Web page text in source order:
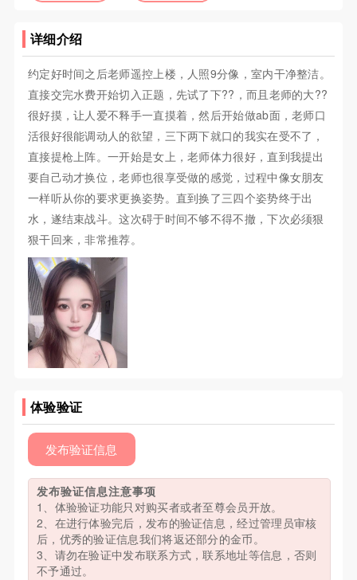
详细介绍
约定好时间之后老师遥控上楼，人照9分像，室内干净整洁。
直接交完水费开始切入正题，先试了下??，而且老师的大??
很好摸，让人爱不释手一直摸着，然后开始做ab面，老师口
活很好很能调动人的欲望，三下两下就口的我实在受不了，
直接提枪上阵。一开始是女上，老师体力很好，直到我提出
要自己动才换位，老师也很享受做的感觉，过程中像女朋友
一样听从你的要求更换姿势。直到换了三四个姿势终于出
水，遂结束战斗。这次碍于时间不够不得不撤，下次必须狠
狠干回来，非常推荐。
体验验证
发布验证信息
发布验证信息注意事项
1、体验验证功能只对购买者或者至尊会员开放。
2、在进行体验完后，发布的验证信息，经过管理员审核
后，优秀的验证信息我们将返还部分的金币。
3、请勿在验证中发布联系方式，联系地址等信息，否则
不予通过。